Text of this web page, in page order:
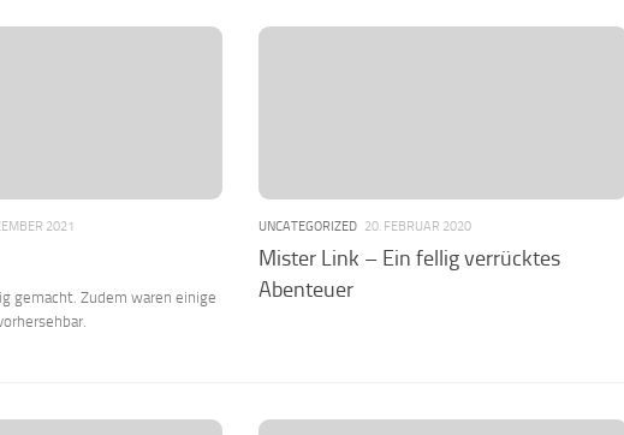
2021
gemacht. Zudem waren einige
UNCATEGORIZED 20. FEBRUAR 2020
Mister Link – Ein fellig verrücktes
Abenteuer